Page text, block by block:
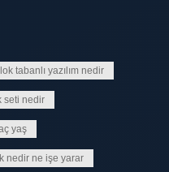
tabanlı yazılım nedir
seti nedir
yaş
nedir ne işe yarar